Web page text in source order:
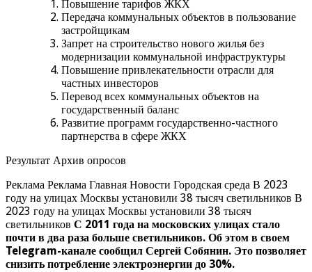
Повышение тарифов ЖКХ
Передача коммунальных объектов в пользование
застройщикам
Запрет на строительство нового жилья без
модернизации коммунальной инфраструктуры
Повышение привлекательности отрасли для
частных инвесторов
Перевод всех коммунальных объектов на
государственный баланс
Развитие программ государственно-частного
партнерства в сфере ЖКХ
Результат Архив опросов
Реклама Реклама Главная Новости Городская среда В 2023
году на улицах Москвы установили 38 тысяч светильников В
2023 году на улицах Москвы установили 38 тысяч
светильников С 2011 года на московских улицах стало
почти в два раза больше светильников. Об этом в своем
Telegram-канале сообщил Сергей Собянин. Это позволяет
снизить потребление электроэнергии до 30%.